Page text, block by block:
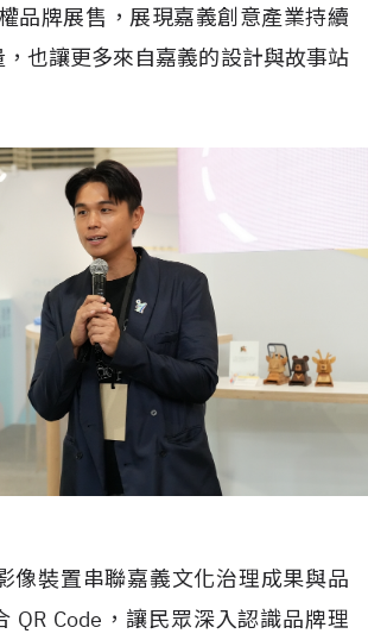
品牌展售，展現嘉義創意產業持續
也讓更多來自嘉義的設計與故事站
像裝置串聯嘉義文化治理成果與品
QR Code ，讓民眾深入認識品牌理